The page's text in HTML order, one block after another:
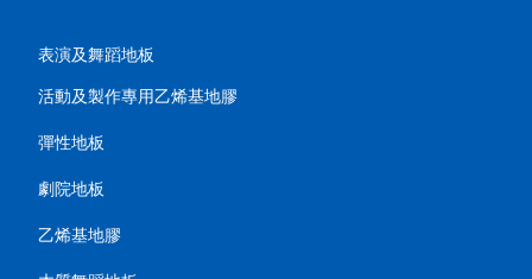
表演及舞蹈地板
活動及製作專用乙烯基地膠
彈性地板
劇院地板
乙烯基地膠